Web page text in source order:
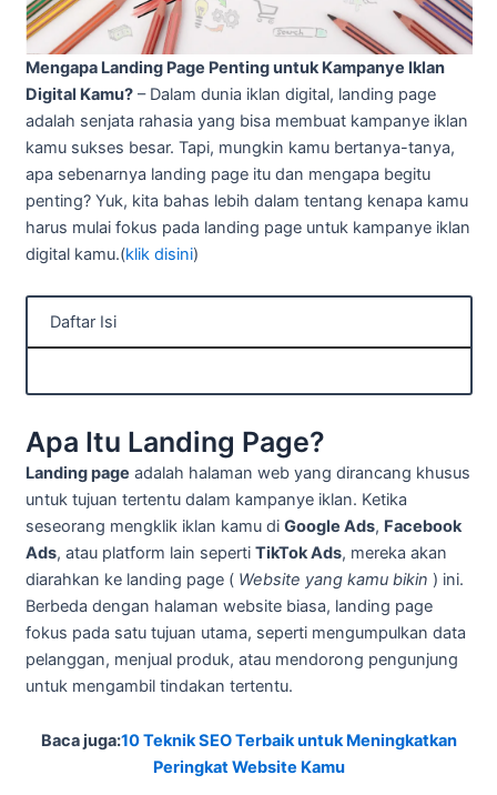
Mengapa Landing Page Penting untuk Kampanye Iklan
Digital Kamu?– Dalam dunia iklan digital, landing page
adalah senjata rahasia yang bisa membuat kampanye iklan
kamu sukses besar. Tapi, mungkin kamu bertanya-tanya,
apa sebenarnya landing page itu dan mengapa begitu
penting? Yuk, kita bahas lebih dalam tentang kenapa kamu
harus mulai fokus pada landing page untuk kampanye iklan
digital kamu.(klik disini)
Daftar Isi
Apa Itu Landing Page?
Landing page adalah halaman web yang dirancang khusus
untuk tujuan tertentu dalam kampanye iklan. Ketika
seseorang mengklik iklan kamu di Google Ads, Facebook
Ads, atau platform lain seperti TikTok Ads, mereka akan
diarahkan ke landing page ( Website yang kamu bikin ) ini.
Berbeda dengan halaman website biasa, landing page
fokus pada satu tujuan utama, seperti mengumpulkan data
pelanggan, menjual produk, atau mendorong pengunjung
untuk mengambil tindakan tertentu.
Baca juga:10 Teknik SEO Terbaik untuk Meningkatkan
Peringkat Website Kamu